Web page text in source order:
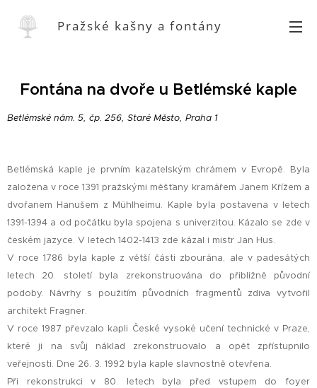
Pražské kašny a fontány
Fontána na dvoře u Betlémské kaple
Betlémské nám. 5, čp. 256, Staré Město, Praha 1
Betlémská kaple je prvním kazatelským chrámem v Evropě. Byla
založena v roce 1391 pražskými měšťany kramářem Janem Křížem a
dvořanem Hanušem z Mühlheimu. Kaple byla postavena v letech
1391-1394 a od počátku byla spojena s univerzitou. Kázalo se zde v
českém jazyce. V letech 1402-1413 zde kázal i mistr Jan Hus.
V roce 1786 byla kaple z větší části zbourána, ale v padesátých
letech 20. století byla zrekonstruována do přibližně původní
podoby. Návrhy s použitím původních fragmentů zdiva vytvořil
architekt Fragner.
V roce 1987 převzalo kapli České vysoké učení technické v Praze,
které ji na svůj náklad zrekonstruovalo a opět zpřístupnilo
veřejnosti. Dne 26. 3. 1992 byla kaple slavnostně otevřena.
Při rekonstrukci v 80. letech byla před vstupem do foyer